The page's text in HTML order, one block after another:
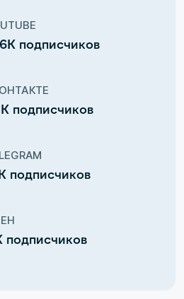
подписчиков
подписчиков
подписчиков
подписчиков